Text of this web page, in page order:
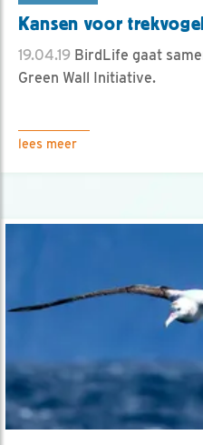
Kansen voor
19.04.19 BirdLife gaat
Green Wall Initiative.
lees meer